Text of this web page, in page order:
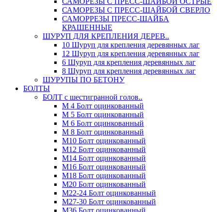
САМОРЕЗЫ С ПРЕСС-ШАЙБОЙ СВЕРЛО
САМОРРЕЗЫ ПРЕСС-ШАЙБА
КРАШЕННЫЕ
ШУРУП ДЛЯ КРЕПЛЕНИЯ ДЕРЕВ..
10 Шуруп для крепления деревянных лаг
12 Шуруп для крепления деревянных лаг
6 Шуруп для крепления деревянных лаг
8 Шуруп для крепления деревянных лаг
ШУРУПЫ ПО БЕТОНУ
БОЛТЫ
БОЛТ с шестигранной голов..
М 4 Болт оцинкованный
М 5 Болт оцинкованный
М 6 Болт оцинкованный
М 8 Болт оцинкованный
М10 Болт оцинкованный
М12 Болт оцинкованный
М14 Болт оцинкованный
М16 Болт оцинкованный
М18 Болт оцинкованный
М20 Болт оцинкованный
М22-24 Болт оцинкованный
М27-30 Болт оцинкованный
М36 Болт оцинкованный